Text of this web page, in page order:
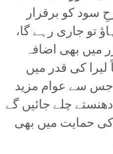
کو برقرار
تو جاری رہے گا،
بھی اضافہ
لیرا کی قدر میں
سے عوام مزید
چلے جائیں گے
حمایت میں بھی